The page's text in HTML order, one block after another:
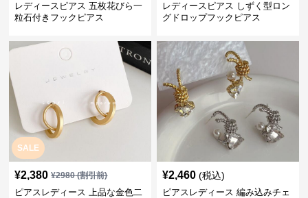
レディースピアス 五枚花びら一
粒石付きフックピアス
レディースピアス しずく型ロン
グドロップフックピアス
SALE
¥2,380 ¥2980(割引前)
ピアスレディース 上品な金色二
¥2,460 (税込)
ピアスレディース 編み込みチェ